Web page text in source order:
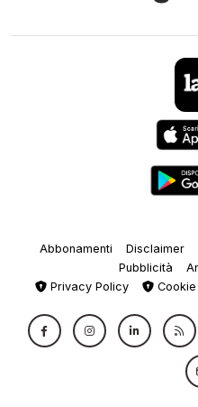
Abbonamenti Disclaimer
Pubblicità
Privacy Policy
Cookie